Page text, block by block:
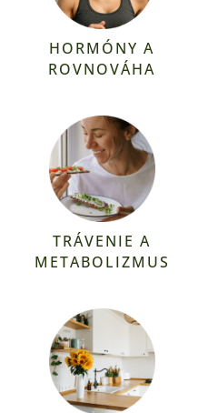
HORMÓNY A
ROVNOVÁHA
TRÁVENIE A
METABOLIZMUS